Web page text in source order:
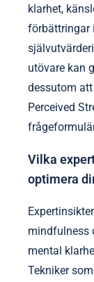
klarhet,
förbättringar
utövare kan
dessutom
Perceived
Vilka
optimera
mindfulness
mental
Tekniker